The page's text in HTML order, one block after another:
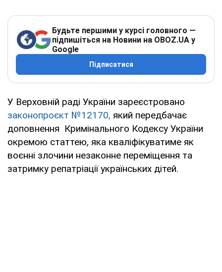
Будьте першими у курсі головного —
підпишіться на Новини на OBOZ.UA у
Google
Підписатися
У Верховній раді України зареєстровано
законопроєкт №12170, який передбачає
доповнення Кримінального Кодексу України
окремою статтею, яка кваліфікуватиме як
воєнні злочини незаконне переміщення та
затримку репатріації українських дітей.